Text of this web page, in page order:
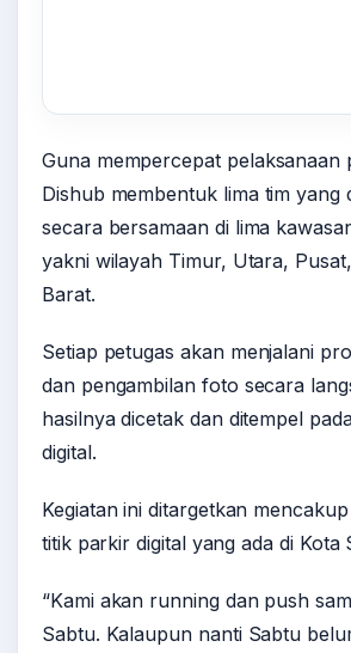
Guna mempercepat pelaksanaan
Dishub membentuk lima tim yang
secara bersamaan di lima
yakni wilayah Timur, Utara,
Barat.
Setiap petugas akan menjalani
dan pengambilan foto secara
hasilnya dicetak dan ditempel
digital.
Kegiatan ini ditargetkan
titik parkir digital yang ada di Kota
“Kami akan running dan push
Sabtu. Kalaupun nanti Sabtu